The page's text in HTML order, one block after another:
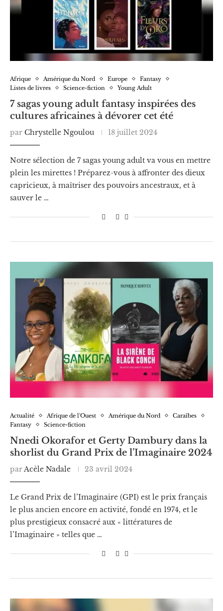
Afrique Amérique du Nord Europe
Fantasy
Listes de livres
Science-fiction Young Adult
7 sagas young adult fantasy inspirées des
cultures africaines à dévorer cet été
par Chrystelle Ngoulou 18 juillet 2024
Notre sélection de 7 sagas young adult va vous en mettre
plein les mirettes ! Préparez-vous à affronter des dieux
capricieux, à maîtriser des pouvoirs ancestraux, et à
sauver le …
Actualité Afrique de l'Ouest Amérique du Nord
Caraïbes
Fantasy
Science-fiction
Nnedi Okorafor et Gerty Dambury dans la
shorlist du Grand Prix de l’Imaginaire 2024
parAcèle Nadale 23 avril 2024
Le Grand Prix de l’Imaginaire (GPI) est le prix français
le plus ancien encore en activité, fondé en 1974, et le
plus prestigieux consacré aux « littératures de
l’Imaginaire » telles que …